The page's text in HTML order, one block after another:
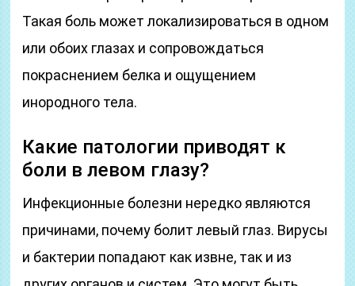
Такая боль может локализироваться в одном
или обоих глазах и сопровождаться
покраснением белка и ощущением
инородного тела.
Какие патологии приводят к
боли в левом глазу?
Инфекционные болезни нередко являются
причинами, почему болит левый глаз. Вирусы
и бактерии попадают как извне, так и из